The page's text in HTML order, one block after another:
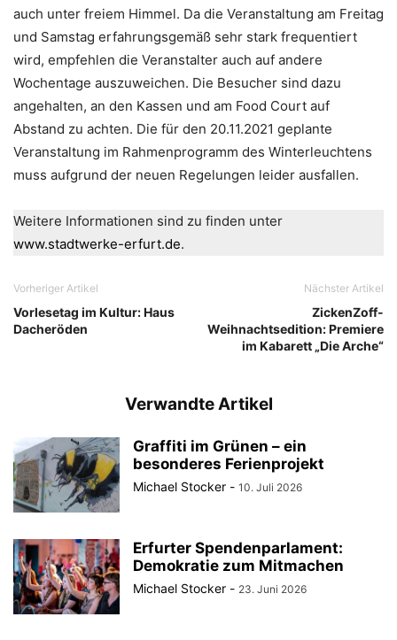
auch unter freiem Himmel. Da die Veranstaltung am Freitag
und Samstag erfahrungsgemäß sehr stark frequentiert
wird, empfehlen die Veranstalter auch auf andere
Wochentage auszuweichen. Die Besucher sind dazu
angehalten, an den Kassen und am Food Court auf
Abstand zu achten. Die für den 20.11.2021 geplante
Veranstaltung im Rahmenprogramm des Winterleuchtens
muss aufgrund der neuen Regelungen leider ausfallen.
Weitere Informationen sind zu finden unter
www.stadtwerke-erfurt.de.
Vorheriger Artikel
Vorlesetag im Kultur: Haus
Dacheröden
Nächster Artikel
ZickenZoff-
Weihnachtsedition: Premiere
im Kabarett „Die Arche“
Verwandte Artikel
Graffiti im Grünen – ein
besonderes Ferienprojekt
Michael Stocker - 10. Juli 2026
Erfurter Spendenparlament:
Demokratie zum Mitmachen
Michael Stocker - 23. Juni 2026